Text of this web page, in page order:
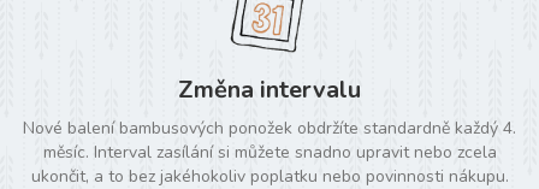
Změna intervalu
Nové balení bambusových ponožek obdržíte standardně každý 4.
měsíc. Interval zasílání si můžete snadno upravit nebo zcela
ukončit, a to bez jakéhokoliv poplatku nebo povinnosti nákupu.